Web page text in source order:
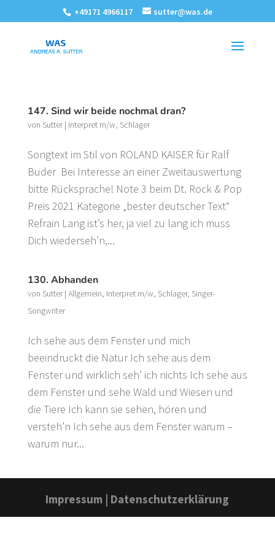
+49171 4966117 sutter@was.de
147. Sind wir beide nochmal dran?
von Sutter| Interpret m/w, Schlager
Songtext im Stil von ROLAND KAISER für Ralf
Buder Bei Interesse an einer Zweitauswertung
bitte Rücksprache! Note 3 beim Dt. Rock & Pop
Preis 2021 Kategorie „bester deutscher Text“
Refrain Lang ist’s her, ja viel zu lang ich muss
Dich wiederseh’n,...
130. Abhanden
von Sutter| Allgemein, Interpret m/w, Schlager, Singer-
Songwriter
Ich sehe aus dem Fenster und mich
beeindruckt die Natur Ich sehe aus dem
Fenster und wirklich seh’ ich nichts Ich sehe aus
dem Fenster und sehe Wald und Wiesen und
die Tiere Ich kann sie sehen, hören und
versteh’n Ich sehe aus dem Fenster warum –
warum nur...
Impressum | Datenschutzerklärung